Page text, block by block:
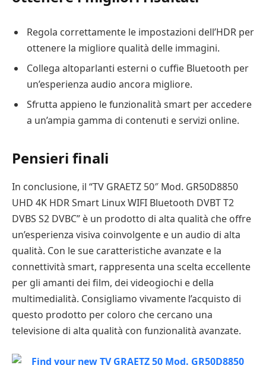
Regola correttamente le impostazioni dell’HDR per
ottenere la migliore qualità delle immagini.
Collega altoparlanti esterni o cuffie Bluetooth per
un’esperienza audio ancora migliore.
Sfrutta appieno le funzionalità smart per accedere
a un’ampia gamma di contenuti e servizi online.
Pensieri finali
In conclusione, il “TV GRAETZ 50″ Mod. GR50D8850
UHD 4K HDR Smart Linux WIFI Bluetooth DVBT T2
DVBS S2 DVBC” è un prodotto di alta qualità che offre
un’esperienza visiva coinvolgente e un audio di alta
qualità. Con le sue caratteristiche avanzate e la
connettività smart, rappresenta una scelta eccellente
per gli amanti dei film, dei videogiochi e della
multimedialità. Consigliamo vivamente l’acquisto di
questo prodotto per coloro che cercano una
televisione di alta qualità con funzionalità avanzate.